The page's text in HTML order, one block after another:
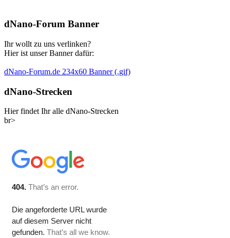
dNano-Forum Banner
Ihr wollt zu uns verlinken?
Hier ist unser Banner dafür:
dNano-Forum.de 234x60 Banner (.gif)
dNano-Strecken
Hier findet Ihr alle dNano-Strecken
br>